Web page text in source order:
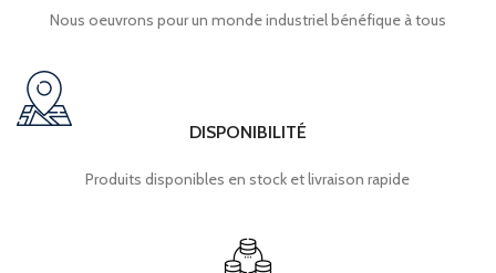
Nous oeuvrons pour un monde industriel bénéfique à tous
DISPONIBILITÉ
Produits disponibles en stock et livraison rapide